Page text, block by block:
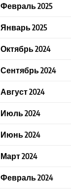
Февраль 2025
Январь 2025
Октябрь 2024
Сентябрь 2024
Август 2024
Июль 2024
Июнь 2024
Март 2024
Февраль 2024